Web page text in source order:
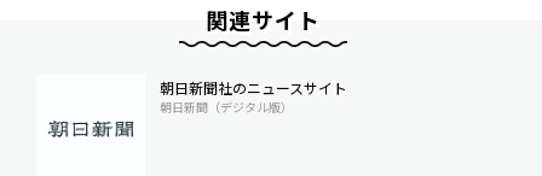
関連サイト
朝日新聞社のニュースサイト
朝日新聞（デジタル版）